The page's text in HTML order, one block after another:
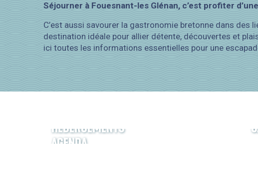
Séjourner à Fouesnant-les Glénan, c’est profiter
C’est aussi savourer la gastronomie bretonne dans des
destination idéale pour allier détente, découvertes et
ici toutes les informations essentielles pour une
HÉBERGEMENTS
AGENDA